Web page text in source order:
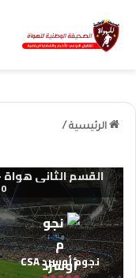
الرئيسية /
القسم الثاني هواة - شطر
10
نجوم أوسرد CSA